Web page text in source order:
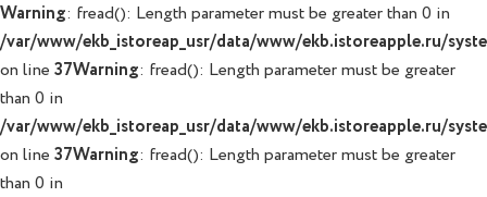
Warning: fread(): Length parameter must be greater than 0 in
/var/www/ekb_istoreap_usr/data/www/ekb.istoreapple.ru/
on line 37Warning: fread(): Length parameter must be greater
than 0 in
/var/www/ekb_istoreap_usr/data/www/ekb.istoreapple.ru/
on line 37Warning: fread(): Length parameter must be greater
than 0 in